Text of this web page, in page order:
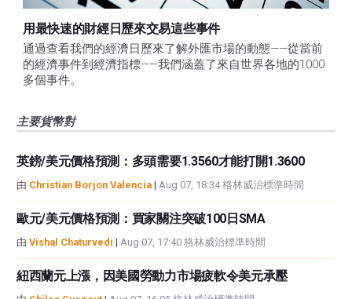
用最快速的財經日歷來交易這些事件
通過查看我們的經濟日歷來了解外匯市場的動態——從當前
的經濟事件到經濟指標——我們涵蓋了來自世界各地的1000
多個事件。
主要貨幣對
英鎊/美元價格預測：多頭需要1.3560才能打開1.3600
由 Christian Borjon Valencia | Aug 07, 18:34 格林威治標準時間
歐元/美元價格預測：買家關注突破100日SMA
由 Vishal Chaturvedi | Aug 07, 17:40 格林威治標準時間
紐西蘭元上漲，因美國勞動力市場疲軟令美元承壓